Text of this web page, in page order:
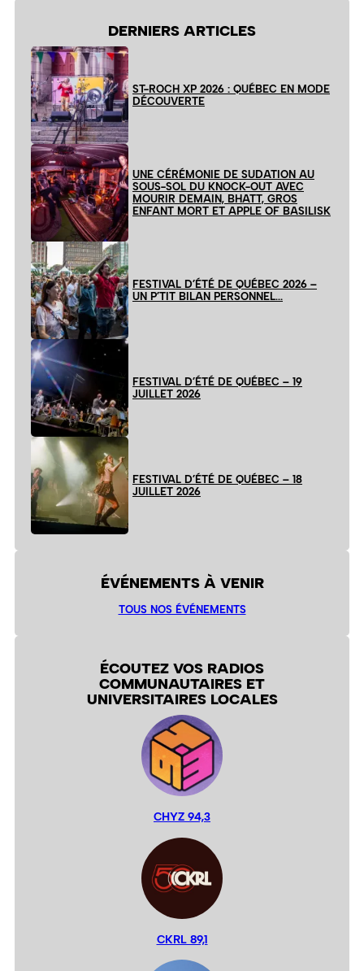
DERNIERS ARTICLES
ST-ROCH XP 2026 : QUÉBEC EN MODE
DÉCOUVERTE
UNE CÉRÉMONIE DE SUDATION AU
SOUS-SOL DU KNOCK-OUT AVEC
MOURIR DEMAIN, BHATT, GROS
ENFANT MORT ET APPLE OF BASILISK
FESTIVAL D’ÉTÉ DE QUÉBEC 2026 –
UN P’TIT BILAN PERSONNEL…
FESTIVAL D’ÉTÉ DE QUÉBEC – 19
JUILLET 2026
FESTIVAL D’ÉTÉ DE QUÉBEC – 18
JUILLET 2026
ÉVÉNEMENTS À VENIR
TOUS NOS ÉVÉNEMENTS
ÉCOUTEZ VOS RADIOS
COMMUNAUTAIRES ET
UNIVERSITAIRES LOCALES
CHYZ 94,3
CKRL 89,1